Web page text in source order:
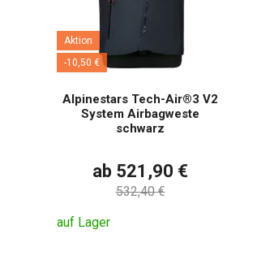
Aktion
-10,50 €
Alpinestars Tech-Air®3 V2
System Airbagweste
schwarz
ab 521,90 €
532,40 €
auf Lager